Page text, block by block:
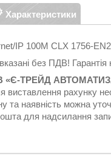
Характеристики
IP 100М CLX 1756-
без ПДВ!
«Є-ТРЕЙД
виставлення рахунку
та наявність можна
для надсилання